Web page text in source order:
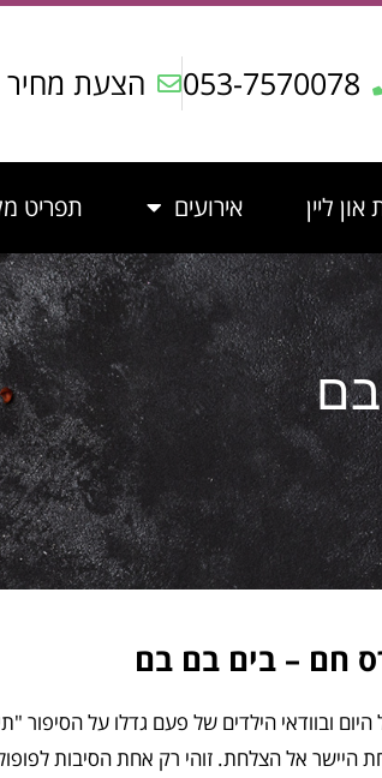
053-7570078 הצעת מחיר
ליין אירועים תפריט
חם – בים בם בם
ובוודאי הילדים של פעם גדלו על הסיפור
היישר אל הצלחת. זוהי רק אחת הסיבות